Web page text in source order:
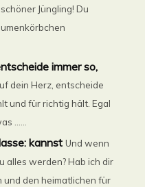
Jüngling! Du
immer so,
dein Herz, entscheide
und für richtig hält. Egal
......
kannst Und wenn
alles werden? Hab ich dir
und den heimatlichen für